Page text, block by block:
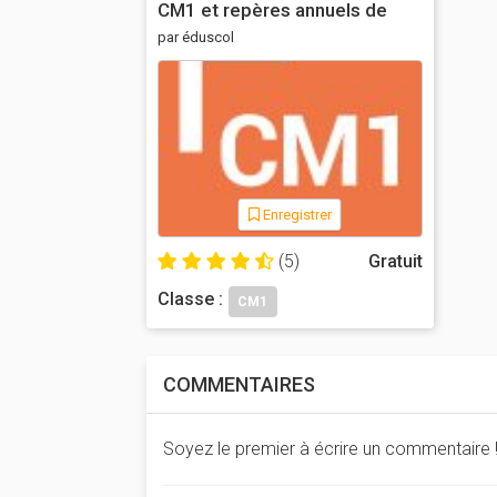
CM1 et repères annuels de
progression pour le cycle 3 -
par éduscol
Enregistrer
(5)
Gratuit
Classe :
CM1
COMMENTAIRES
Soyez le premier à écrire un commentaire !